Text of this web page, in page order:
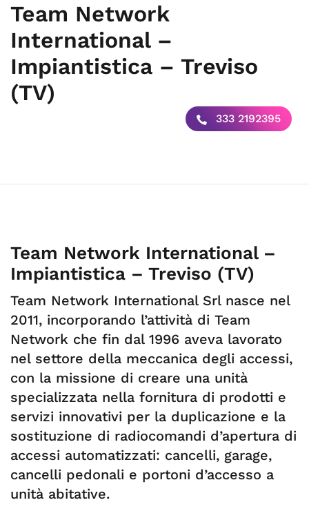
Team Network
International –
Impiantistica – Treviso
(TV)
333 2192395
Team Network International –
Impiantistica – Treviso (TV)
Team Network International Srl nasce nel
2011, incorporando l’attività di Team
Network che fin dal 1996 aveva lavorato
nel settore della meccanica degli accessi,
con la missione di creare una unità
specializzata nella fornitura di prodotti e
servizi innovativi per la duplicazione e la
sostituzione di radiocomandi d’apertura di
accessi automatizzati: cancelli, garage,
cancelli pedonali e portoni d’accesso a
unità abitative.